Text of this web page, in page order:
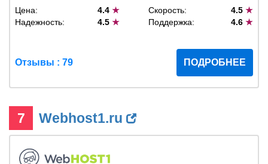
Цена: 4.4★ Скорость: 4.5 ★
Надежность:
4.5★ Поддержка: 4.6 ★
Отзывы : 79 ПОДРОБНЕЕ
7 Webhost1.ru